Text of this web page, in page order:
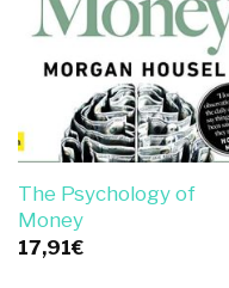
The Psychology of
Money
17,91€